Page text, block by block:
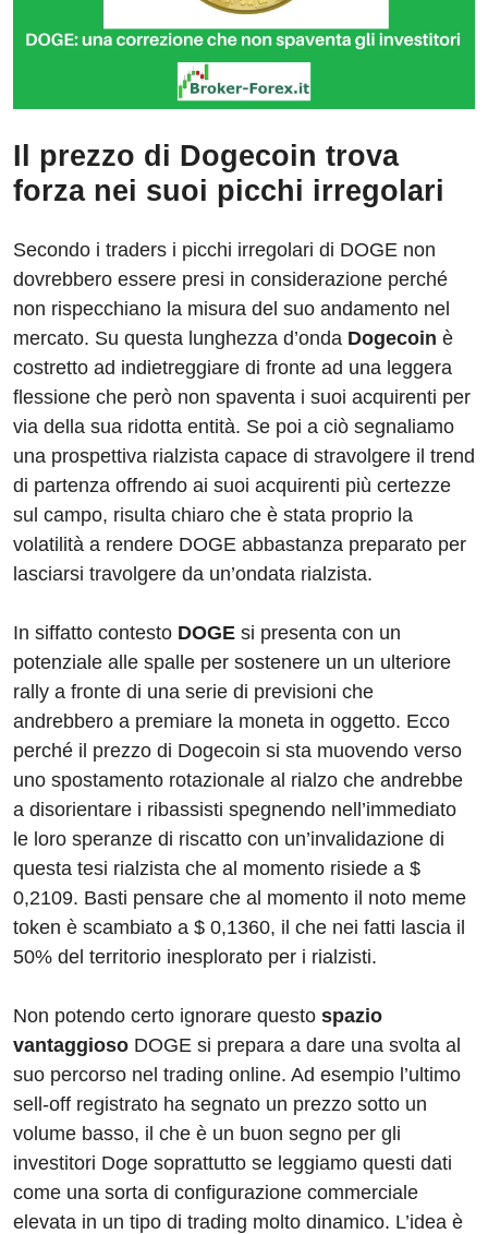
Il prezzo di Dogecoin trova
forza nei suoi picchi irregolari
Secondo i traders i picchi irregolari di DOGE non
dovrebbero essere presi in considerazione perché
non rispecchiano la misura del suo andamento nel
mercato. Su questa lunghezza d’onda Dogecoin è
costretto ad indietreggiare di fronte ad una leggera
flessione che però non spaventa i suoi acquirenti per
via della sua ridotta entità. Se poi a ciò segnaliamo
una prospettiva rialzista capace di stravolgere il trend
di partenza offrendo ai suoi acquirenti più certezze
sul campo, risulta chiaro che è stata proprio la
volatilità a rendere DOGE abbastanza preparato per
lasciarsi travolgere da un’ondata rialzista.
In siffatto contesto DOGE si presenta con un
potenziale alle spalle per sostenere un un ulteriore
rally a fronte di una serie di previsioni che
andrebbero a premiare la moneta in oggetto. Ecco
perché il prezzo di Dogecoin si sta muovendo verso
uno spostamento rotazionale al rialzo che andrebbe
a disorientare i ribassisti spegnendo nell’immediato
le loro speranze di riscatto con un’invalidazione di
questa tesi rialzista che al momento risiede a $
0,2109. Basti pensare che al momento il noto meme
token è scambiato a $ 0,1360, il che nei fatti lascia il
50% del territorio inesplorato per i rialzisti.
Non potendo certo ignorare questo spazio
vantaggioso DOGE si prepara a dare una svolta al
suo percorso nel trading online. Ad esempio l’ultimo
sell-off registrato ha segnato un prezzo sotto un
volume basso, il che è un buon segno per gli
investitori Doge soprattutto se leggiamo questi dati
come una sorta di configurazione commerciale
elevata in un tipo di trading molto dinamico. L’idea è